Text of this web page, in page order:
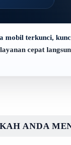
mobil terkunci,
cepat
ANDA